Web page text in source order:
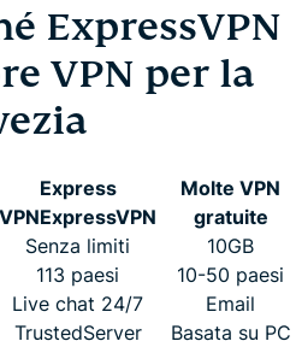
ExpressVPN
VPN per la
Express
VPNExpressVPN
Molte VPN
gratuite
Senza limiti
10GB
113 paesi
10-50 paesi
Live chat 24/7
Email
TrustedServer
Basata su PC